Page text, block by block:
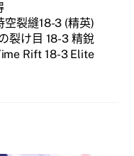
空裂縫18-3 (精英)
裂け目 18-3 精銳
Rift 18-3 Elite